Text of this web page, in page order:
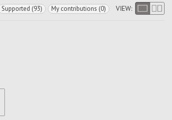
Supported (93) My contributions (0) VIEW: